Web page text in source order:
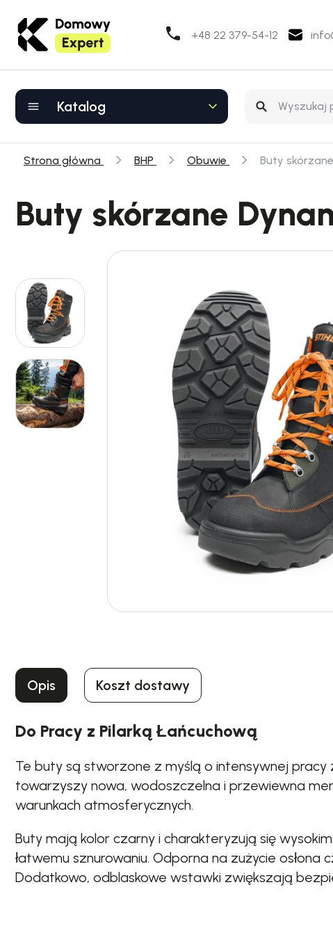
+48 22 379-54-12
Katalog
Strona główna BHP Obuwie Buty
Buty skórzane
Opis Koszt dostawy
Do Pracy z Pilarką Łańcuchową
Te buty są stworzone z myślą o intensywnej
towarzyszy nowa, wodoszczelna i przewiewna
warunkach atmosferycznych.
Buty mają kolor czarny i charakteryzują się
łatwemu sznurowaniu. Odporna na zużycie
Dodatkowo, odblaskowe wstawki zwiększają